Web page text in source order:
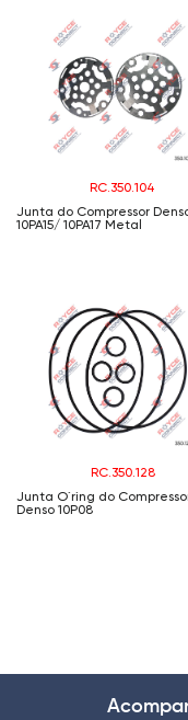
RC.350.104
Junta do Compressor
10PA15/ 10PA17 Metal
RC.350.128
Junta O´ring do
Denso 10P08